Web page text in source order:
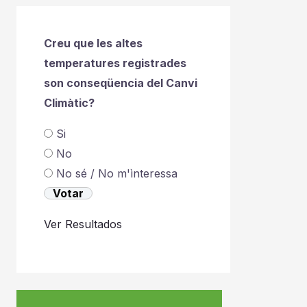
Creu que les altes
temperatures registrades
son conseqüencia del Canvi
Climàtic?
Si
No
No sé / No m'ìnteressa
Ver Resultados